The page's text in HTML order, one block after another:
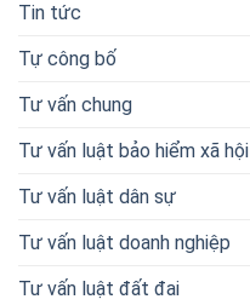
Tin tức
Tự công bố
Tư vấn chung
Tư vấn luật bảo hiểm xã hội
Tư vấn luật dân sự
Tư vấn luật doanh nghiệp
Tư vấn luật đất đai